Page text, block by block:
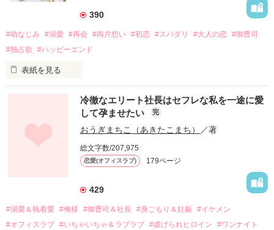
390
#幼なじみ #溺愛 #再会 #両片想い #初恋 #スパダリ #大人の恋 #御曹司
#独占欲
#ハッピーエンド
表紙を見る
幼なじみの哲平に淡い恋心を抱いていた美桜。
しかし、ある出来事をきっかけに二人の関係は壊れてしまう。
関係修復もできないまま、美桜は両親の離婚によって
引っ越すことになり、哲平とも離れ離れになった。
それから約十二年後。
過去の傷から、二度と会いたくないと思っていた哲平に
運命のような再会を果たす。
冷徹なエリート社長はセフレな私を一途に愛
して孕ませたい
完
おうぎまちこ（あきたこまち） ／著
総文字数/207,975
恋愛(オフィスラブ) 179ページ
429
#溺愛＆執着愛 #俺様 #御曹司＆社長 #身ごもり＆妊娠 #イケメン
#オフィスラブ #いちゃいちゃ＆ラブラブ #虐げられヒロイン
#ワンナイト